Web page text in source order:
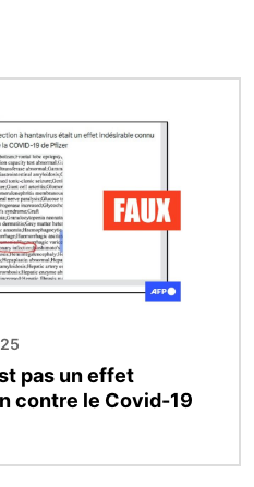
pas un effet
contre le Covid-19